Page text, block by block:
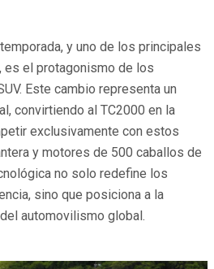
y uno de los principales
es el protagonismo de los
Este cambio representa un
convirtiendo al TC2000 en la
exclusivamente con estos
y motores de 500 caballos de
no solo redefine los
sino que posiciona a la
automovilismo global.